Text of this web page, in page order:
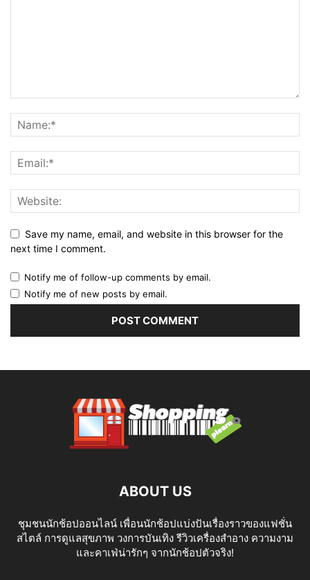
Save my name, email, and website in this browser for the
next time I comment.
Notify me of follow-up comments by email.
Notify me of new posts by email.
ABOUT US
ชุมชนนักช้อปออนไลน์ เพื่อนนักช้อปแบ่งปันเรื่องราวของแฟชั่น
สไตล์ การดูแลสุขภาพ วงการบันเทิง รีวิวเครื่องสำอาง ความงาม
และคาเฟ่น่ารักๆ จากนักช้อปตัวจริง!